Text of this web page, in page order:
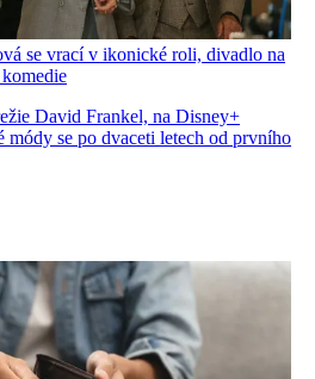
se vrací v ikonické roli, divadlo na
David Frankel, na Disney+
se po dvaceti letech od prvního